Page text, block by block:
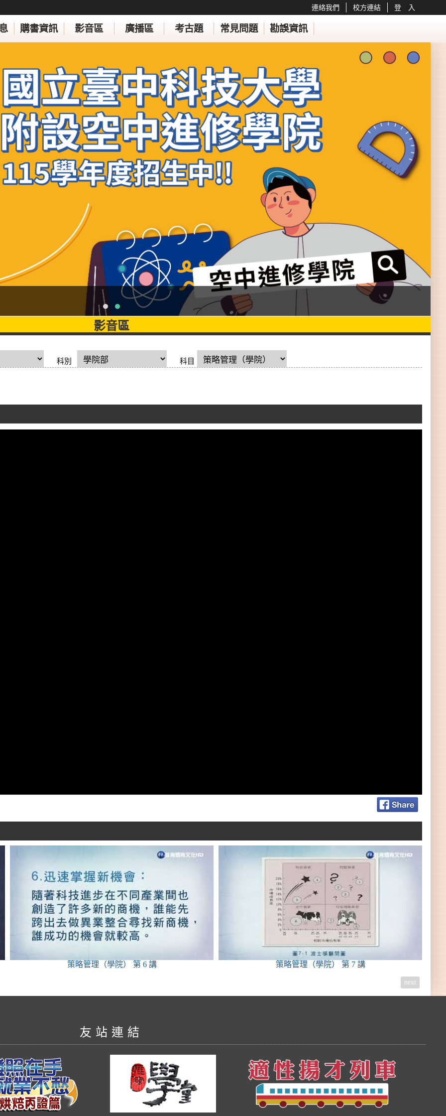
購書資訊 影音區 廣播區 考古題 常見問題 勘誤資訊
連絡我們 校方連結 登 入
影音區
科別 科目
策略管理（學院） 第 6 講 策略管理（學院） 第 7 講
next
友站連結